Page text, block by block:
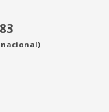
nacional)